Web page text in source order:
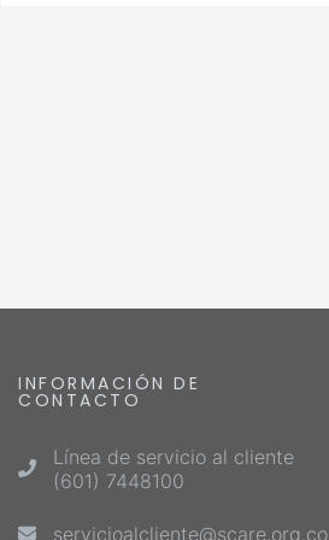
INFORMACIÓN DE
CONTACTO
Línea de servicio al cliente
(601) 7448100
servicioalcliente@scare.org.co